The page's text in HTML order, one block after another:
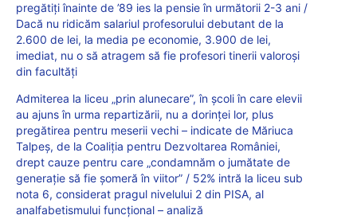
pregătiți înainte de ’89 ies la pensie în următorii 2-3 ani /
Dacă nu ridicăm salariul profesorului debutant de la
2.600 de lei, la media pe economie, 3.900 de lei,
imediat, nu o să atragem să fie profesori tinerii valoroși
din facultăți
Admiterea la liceu „prin alunecare”, în școli în care elevii
au ajuns în urma repartizării, nu a dorinței lor, plus
pregătirea pentru meserii vechi – indicate de Măriuca
Talpeș, de la Coaliția pentru Dezvoltarea României,
drept cauze pentru care „condamnăm o jumătate de
generație să fie șomeră în viitor” / 52% intră la liceu sub
nota 6, considerat pragul nivelului 2 din PISA, al
analfabetismului funcțional – analiză